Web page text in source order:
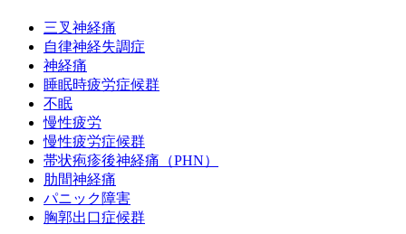
三叉神経痛
自律神経失調症
神経痛
睡眠時疲労症候群
不眠
慢性疲労
慢性疲労症候群
帯状疱疹後神経痛（PHN）
肋間神経痛
パニック障害
胸郭出口症候群